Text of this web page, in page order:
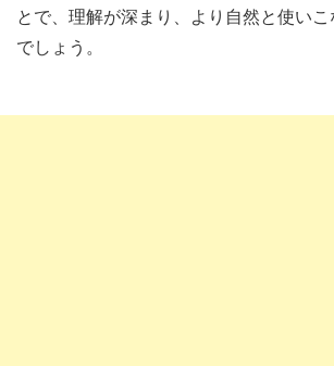
とで、理解が深まり、より自然と使い
でしょう。